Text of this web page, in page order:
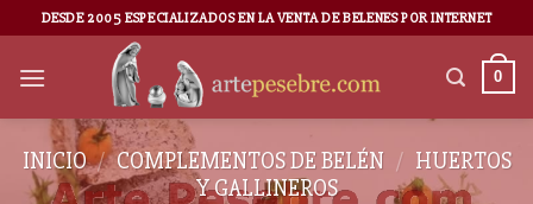
DESDE 2005 ESPECIALIZADOS EN LA VENTA DE BELENES POR INTERNET
0
INICIO / COMPLEMENTOS DE BELÉN / HUERTOS
Y GALLINEROS